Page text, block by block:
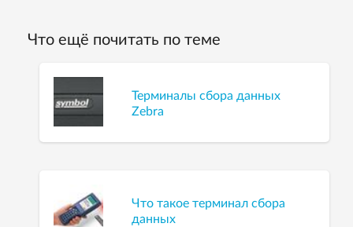
Что ещё почитать по теме
Терминалы сбора данных
Zebra
Что такое терминал сбора
данных